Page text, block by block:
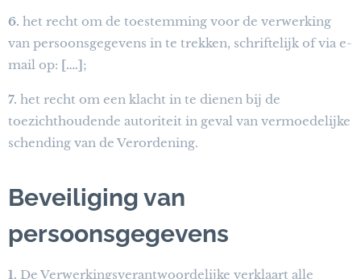
6. het recht om de toestemming voor de verwerking
van persoonsgegevens in te trekken, schriftelijk of via e-
mail op: [….];
7. het recht om een klacht in te dienen bij de
toezichthoudende autoriteit in geval van vermoedelijke
schending van de Verordening.
Beveiliging van
persoonsgegevens
1. De Verwerkingsverantwoordelijke verklaart alle